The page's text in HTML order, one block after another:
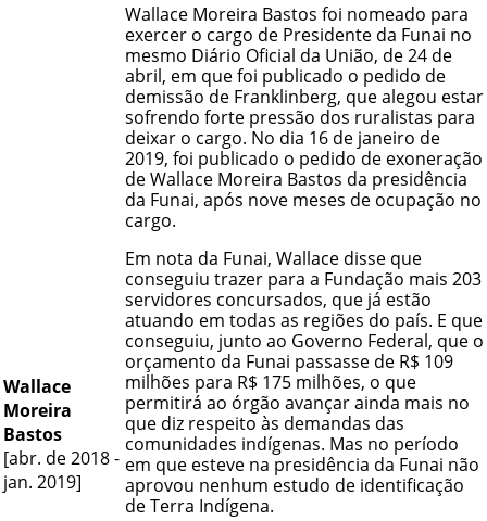
Wallace
Moreira
Bastos
[abr. de 2018 -
jan. 2019]
Wallace Moreira Bastos foi nomeado para
exercer o cargo de Presidente da Funai no
mesmo Diário Oficial da União, de 24 de
abril, em que foi publicado o pedido de
demissão de Franklinberg, que alegou estar
sofrendo forte pressão dos ruralistas para
deixar o cargo. No dia 16 de janeiro de
2019, foi publicado o pedido de exoneração
de Wallace Moreira Bastos da presidência
da Funai, após nove meses de ocupação no
cargo.
Em nota da Funai, Wallace disse que
conseguiu trazer para a Fundação mais 203
servidores concursados, que já estão
atuando em todas as regiões do país. E que
conseguiu, junto ao Governo Federal, que o
orçamento da Funai passasse de R$ 109
milhões para R$ 175 milhões, o que
permitirá ao órgão avançar ainda mais no
que diz respeito às demandas das
comunidades indígenas. Mas no período
em que esteve na presidência da Funai não
aprovou nenhum estudo de identificação
de Terra Indígena.